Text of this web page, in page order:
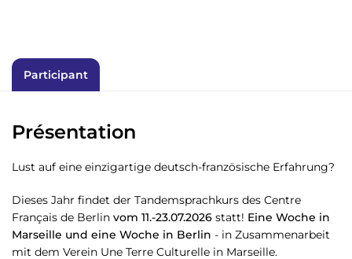
Participant
Présentation
Lust auf eine einzigartige deutsch-französische Erfahrung?
Dieses Jahr findet der Tandemsprachkurs des Centre
Français de Berlin vom 11.-23.07.2026 statt! Eine Woche in
Marseille und eine Woche in Berlin - in Zusammenarbeit
mit dem Verein Une Terre Culturelle in Marseille.